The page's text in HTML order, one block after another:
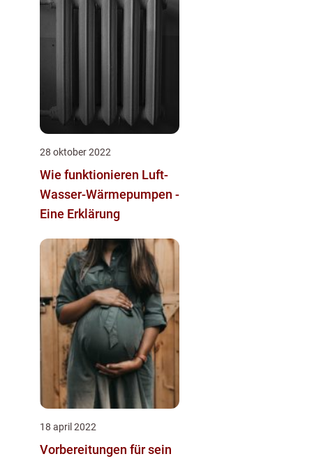
28 oktober 2022
Wie funktionieren Luft-
Wasser-Wärmepumpen -
Eine Erklärung
18 april 2022
Vorbereitungen für sein